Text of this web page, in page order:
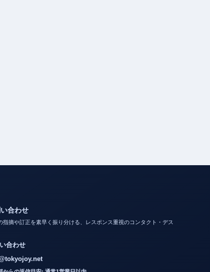
指摘や訂正を素早く振り分ける、レスポンス重視のコンタクト・デス
合わせ
からの返信目安: 通常1営業日以内。